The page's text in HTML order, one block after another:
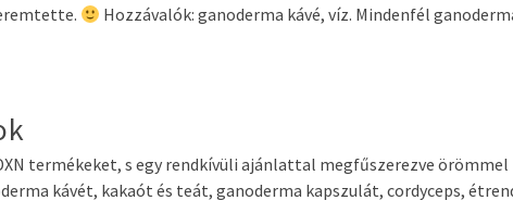
Hozzávalók: ganoderma kávé, víz. Mindenfél
termékeket, s egy rendkívüli ajánlattal megfűszerezve örömmel
kávét, kakaót és teát, ganoderma kapszulát, cordyceps,